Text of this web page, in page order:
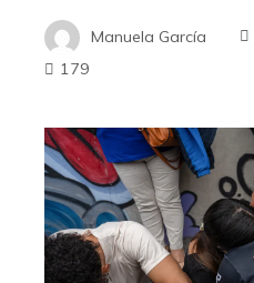
Manuela García
179